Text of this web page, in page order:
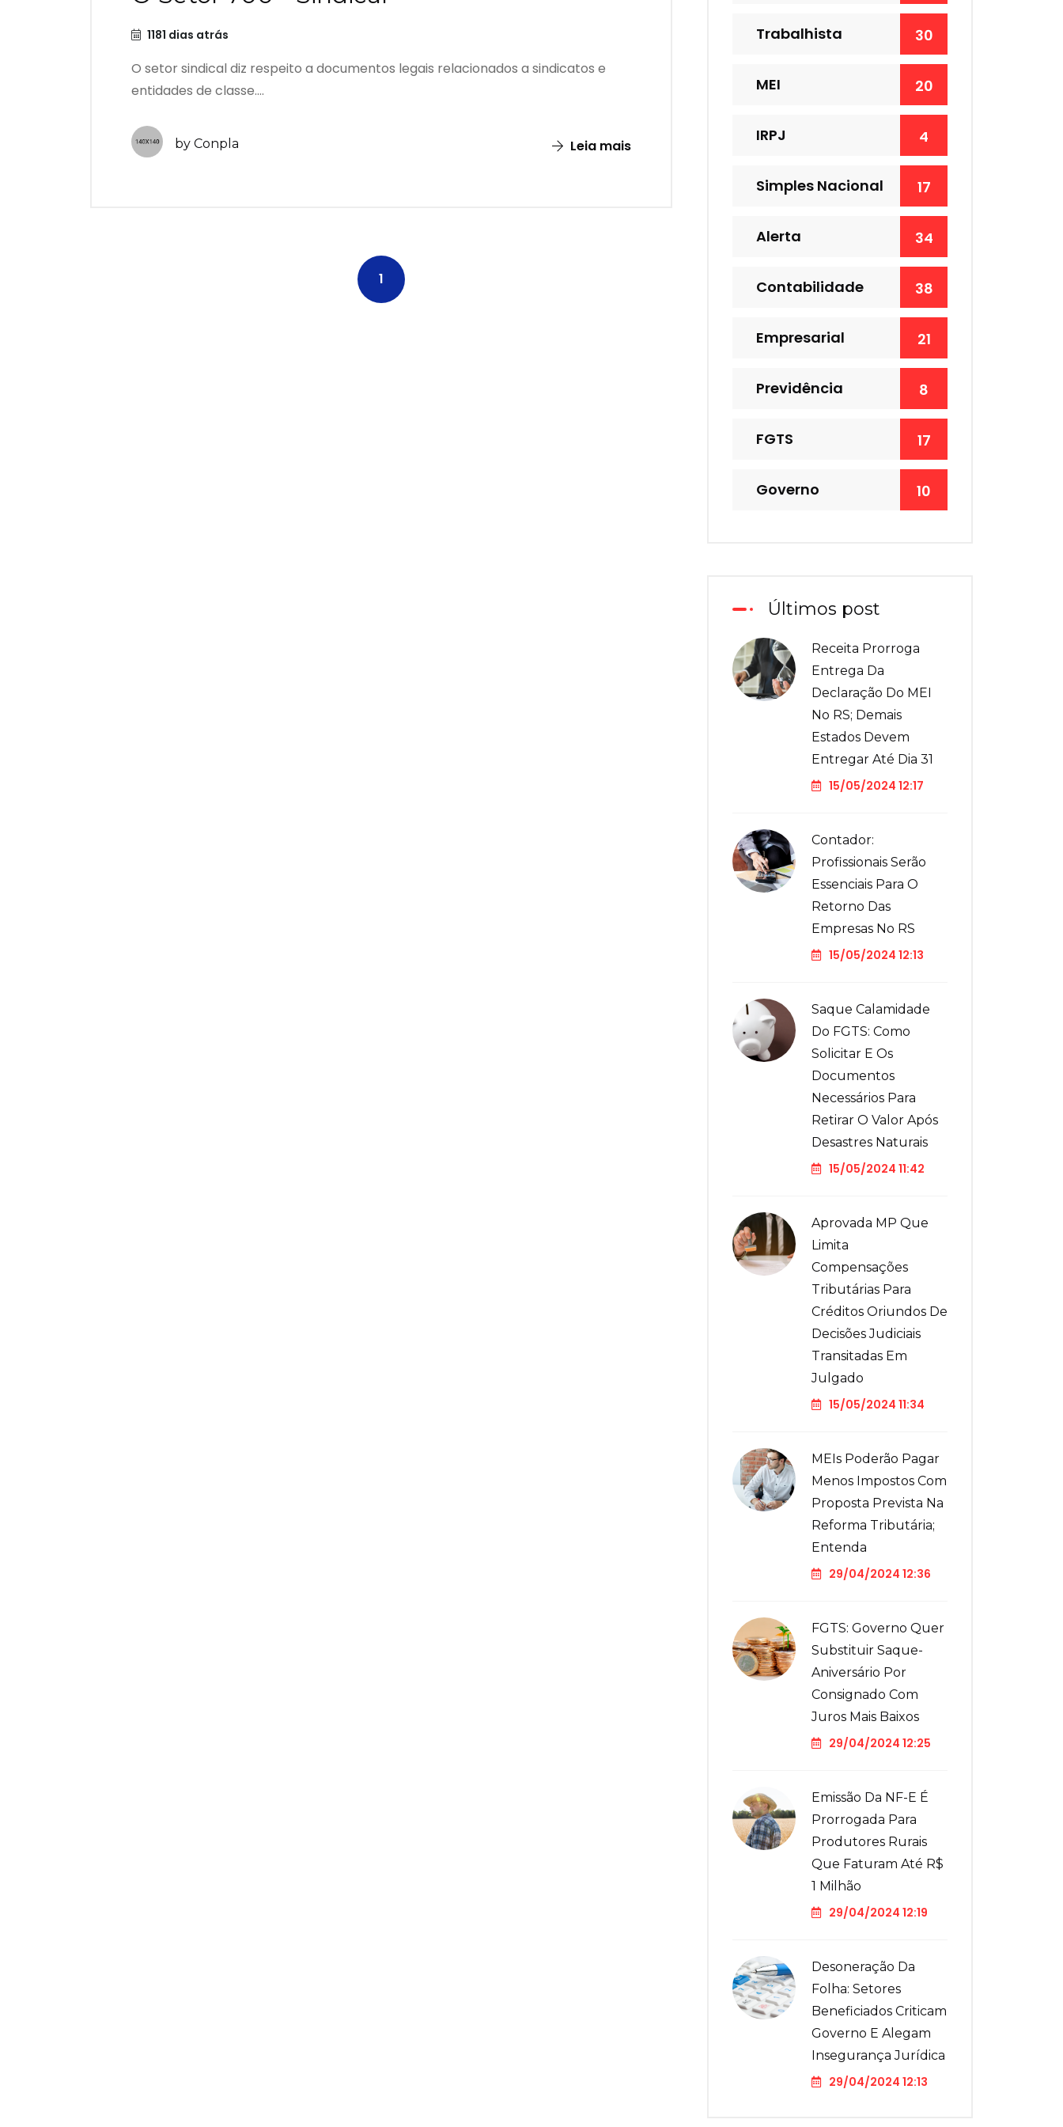
1181 dias atrás
O setor sindical diz respeito a documentos legais relacionados a sindicatos e
entidades de classe....
by Conpla Leia mais
1
Trabalhista 30
MEI 20
IRPJ 4
Simples Nacional 17
Alerta 34
Contabilidade 38
Empresarial 21
Previdência 8
FGTS 17
Governo 10
Últimos post
Receita Prorroga
Entrega Da
Declaração Do MEI
No RS; Demais
Estados Devem
Entregar Até Dia 31
15/05/2024 12:17
Contador:
Profissionais Serão
Essenciais Para O
Retorno Das
Empresas No RS
15/05/2024 12:13
Saque Calamidade
Do FGTS: Como
Solicitar E Os
Documentos
Necessários Para
Retirar O Valor Após
Desastres Naturais
15/05/2024 11:42
Aprovada MP Que
Limita
Compensações
Tributárias Para
Créditos Oriundos De
Decisões Judiciais
Transitadas Em
Julgado
15/05/2024 11:34
MEIs Poderão Pagar
Menos Impostos Com
Proposta Prevista Na
Reforma Tributária;
Entenda
29/04/2024 12:36
FGTS: Governo Quer
Substituir Saque-
Aniversário Por
Consignado Com
Juros Mais Baixos
29/04/2024 12:25
Emissão Da NF-E É
Prorrogada Para
Produtores Rurais
Que Faturam Até R$
1 Milhão
29/04/2024 12:19
Desoneração Da
Folha: Setores
Beneficiados Criticam
Governo E Alegam
Insegurança Jurídica
29/04/2024 12:13